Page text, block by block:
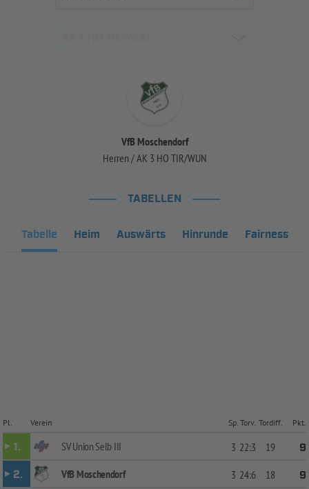
VfB Moschendorf
Herren / AK 3 HO TIR/WUN
TABELLEN
Tabelle Heim Auswärts Hinrunde Fairness
Pl. Verein Sp. Torv. Tordiff. Pkt.
1. SV Union Selb III 3 22:3 19
9
2.
VfB Moschendorf 3 24:6 18
9